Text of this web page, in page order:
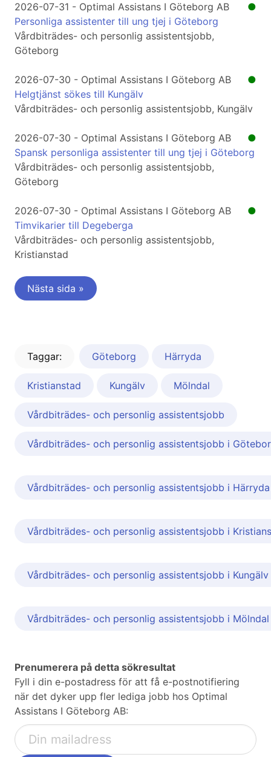
●
2026-07-31 - Optimal Assistans I Göteborg AB
Personliga assistenter till ung tjej i Göteborg
Vårdbiträdes- och personlig assistentsjobb,
Göteborg
●
2026-07-30 - Optimal Assistans I Göteborg AB
Helgtjänst sökes till Kungälv
Vårdbiträdes- och personlig assistentsjobb, Kungälv
●
2026-07-30 - Optimal Assistans I Göteborg AB
Spansk personliga assistenter till ung tjej i Göteborg
Vårdbiträdes- och personlig assistentsjobb,
Göteborg
●
2026-07-30 - Optimal Assistans I Göteborg AB
Timvikarier till Degeberga
Vårdbiträdes- och personlig assistentsjobb,
Kristianstad
Nästa sida »
Taggar: Göteborg Härryda
Kristianstad Kungälv Mölndal
Vårdbiträdes- och personlig assistentsjobb
Vårdbiträdes- och personlig assistentsjobb i
Vårdbiträdes- och personlig assistentsjobb i Härryda
Vårdbiträdes- och personlig assistentsjobb i
Vårdbiträdes- och personlig assistentsjobb i Kungälv
Vårdbiträdes- och personlig assistentsjobb i Mölndal
Prenumerera på detta sökresultat
Fyll i din e-postadress för att få e-postnotifiering
när det dyker upp fler lediga jobb hos Optimal
Assistans I Göteborg AB: